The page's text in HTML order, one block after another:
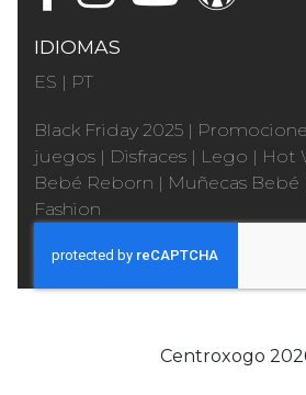
IDIOMAS
ES | PT
Black Friday 2025 |
juegos | Disfraces | Lego | Hot
Bebé Reborn | Muñecas Bebé
Fashion
Centroxogo